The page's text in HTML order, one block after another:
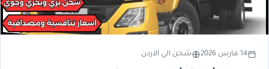
14 مارس 2026 شحن الي الاردن